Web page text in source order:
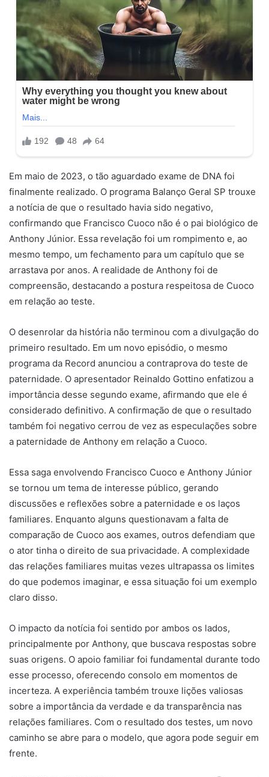
Em maio de 2023, o tão aguardado exame de DNA foi
finalmente realizado. O programa Balanço Geral SP trouxe
a notícia de que o resultado havia sido negativo,
confirmando que Francisco Cuoco não é o pai biológico de
Anthony Júnior. Essa revelação foi um rompimento e, ao
mesmo tempo, um fechamento para um capítulo que se
arrastava por anos. A realidade de Anthony foi de
compreensão, destacando a postura respeitosa de Cuoco
em relação ao teste.
O desenrolar da história não terminou com a divulgação do
primeiro resultado. Em um novo episódio, o mesmo
programa da Record anunciou a contraprova do teste de
paternidade. O apresentador Reinaldo Gottino enfatizou a
importância desse segundo exame, afirmando que ele é
considerado definitivo. A confirmação de que o resultado
também foi negativo cerrou de vez as especulações sobre
a paternidade de Anthony em relação a Cuoco.
Essa saga envolvendo Francisco Cuoco e Anthony Júnior
se tornou um tema de interesse público, gerando
discussões e reflexões sobre a paternidade e os laços
familiares. Enquanto alguns questionavam a falta de
comparação de Cuoco aos exames, outros defendiam que
o ator tinha o direito de sua privacidade. A complexidade
das relações familiares muitas vezes ultrapassa os limites
do que podemos imaginar, e essa situação foi um exemplo
claro disso.
O impacto da notícia foi sentido por ambos os lados,
principalmente por Anthony, que buscava respostas sobre
suas origens. O apoio familiar foi fundamental durante todo
esse processo, oferecendo consolo em momentos de
incerteza. A experiência também trouxe lições valiosas
sobre a importância da verdade e da transparência nas
relações familiares. Com o resultado dos testes, um novo
caminho se abre para o modelo, que agora pode seguir em
frente.